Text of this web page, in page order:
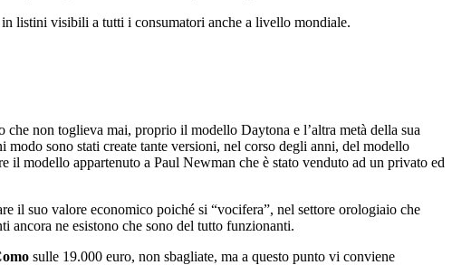
listini visibili a tutti i consumatori anche a livello mondiale.
non toglieva mai, proprio il modello Daytona e l’altra metà della sua
modo sono stati create tante versioni, nel corso degli anni, del modello
il modello appartenuto a Paul Newman che è stato venduto ad un privato ed
il suo valore economico poiché si “vocifera”, nel settore orologiaio che
ancora ne esistono che sono del tutto funzionanti.
sulle 19.000 euro, non sbagliate, ma a questo punto vi conviene